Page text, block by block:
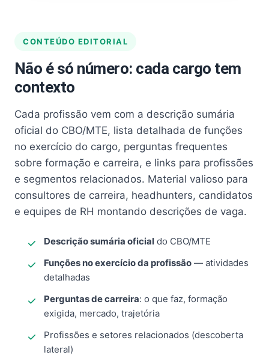
CONTEÚDO EDITORIAL
Não é só número: cada cargo tem
contexto
Cada profissão vem com a descrição sumária
oficial do CBO/MTE, lista detalhada de funções
no exercício do cargo, perguntas frequentes
sobre formação e carreira, e links para profissões
e segmentos relacionados. Material valioso para
consultores de carreira, headhunters, candidatos
e equipes de RH montando descrições de vaga.
Descrição sumária oficial do CBO/MTE
Funções no exercício da profissão — atividades
detalhadas
Perguntas de carreira: o que faz, formação
exigida, mercado, trajetória
Profissões e setores relacionados (descoberta
lateral)